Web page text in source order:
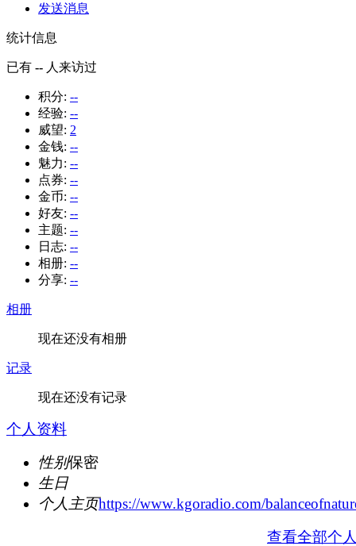
发送消息
统计信息
已有 -- 人来访过
积分: --
经验: --
威望: 2
金钱: --
魅力: --
点券: --
金币: --
好友: --
主题: --
日志: --
相册: --
分享: --
相册
现在还没有相册
记录
现在还没有记录
个人资料
性别保密
生日
个人主页https://www.kgoradio.com/
查看全部个